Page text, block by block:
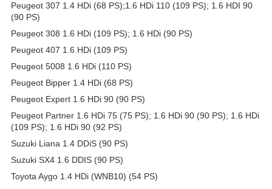
Peugeot 307 1.4 HDi (68 PS);1.6 HDi 110 (109 PS); 1.6 HDI 90
(90 PS)
Peugeot 308 1.6 HDi (109 PS); 1.6 HDi (90 PS)
Peugeot 407 1.6 HDi (109 PS)
Peugeot 5008 1.6 HDi (110 PS)
Peugeot Bipper 1.4 HDi (68 PS)
Peugeot Expert 1.6 HDi 90 (90 PS)
Peugeot Partner 1.6 HDi 75 (75 PS); 1.6 HDi 90 (90 PS); 1.6 HDi
(109 PS); 1.6 HDi 90 (92 PS)
Suzuki Liana 1.4 DDiS (90 PS)
Suzuki SX4 1.6 DDIS (90 PS)
Toyota Aygo 1.4 HDi (WNB10) (54 PS)